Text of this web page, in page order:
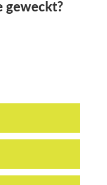
geweckt?